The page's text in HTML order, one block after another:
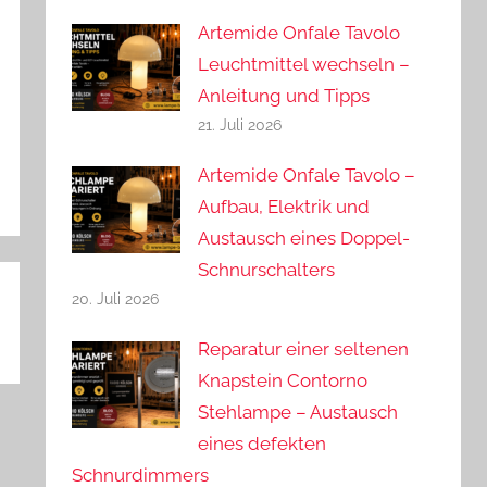
Artemide Onfale Tavolo
Leuchtmittel wechseln –
Anleitung und Tipps
21. Juli 2026
Artemide Onfale Tavolo –
Aufbau, Elektrik und
Austausch eines Doppel-
Schnurschalters
20. Juli 2026
Reparatur einer seltenen
Knapstein Contorno
Stehlampe – Austausch
eines defekten
Schnurdimmers